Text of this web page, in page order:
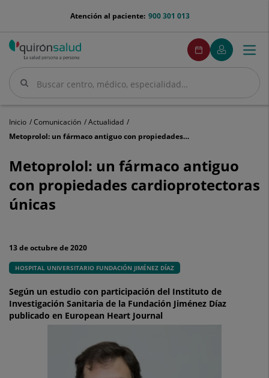
menu-
900 301 013
Atención al paciente:
Buscar
Buscar
menuPedirCita
Pedir
cita
Mi
Quirónsalud
Menú
Inicio Comunicación
Actualidad
Metoprolol: un fármaco antiguo con propiedades cardioprotectoras únicas
un
fármaco
antiguo
con
propiedades
Metoprolol: un fármaco antiguo
con propiedades cardioprotectoras
únicas
13 de octubre de 2020
HOSPITAL UNIVERSITARIO FUNDACIÓN JIMÉNEZ DÍAZ
Según un estudio con participación del Instituto de
Investigación Sanitaria de la Fundación Jiménez Díaz
publicado en European Heart Journal